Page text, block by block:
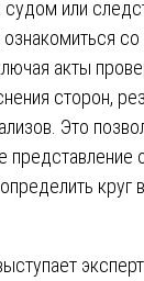
или
акты
сторон,
Это
представление